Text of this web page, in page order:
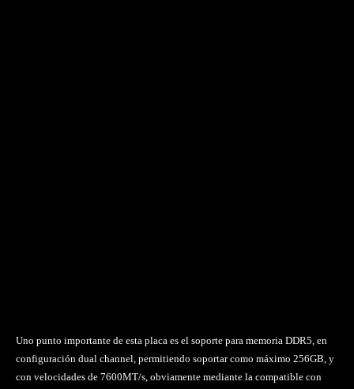
Uno punto importante de esta placa es el soporte para memoria DDR5, en
configuración dual channel, permitiendo soportar como máximo 256GB, y
con velocidades de 7600MT/s, obviamente mediante la compatible con